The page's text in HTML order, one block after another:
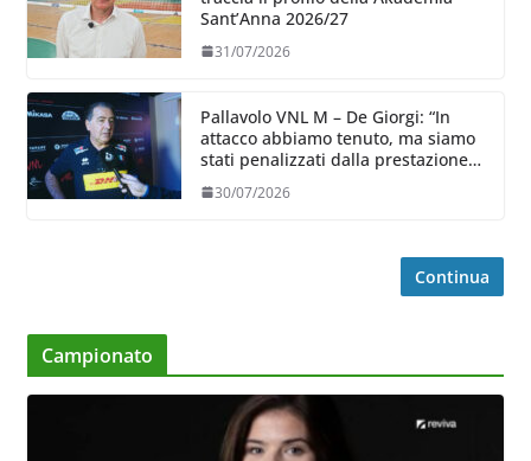
Sant’Anna 2026/27
31/07/2026
Pallavolo VNL M – De Giorgi: “In
attacco abbiamo tenuto, ma siamo
stati penalizzati dalla prestazione
30/07/2026
Continua
Campionato